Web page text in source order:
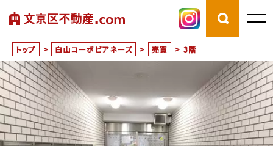
トップ > 白山コーポビアネーズ > 売買 > 3階